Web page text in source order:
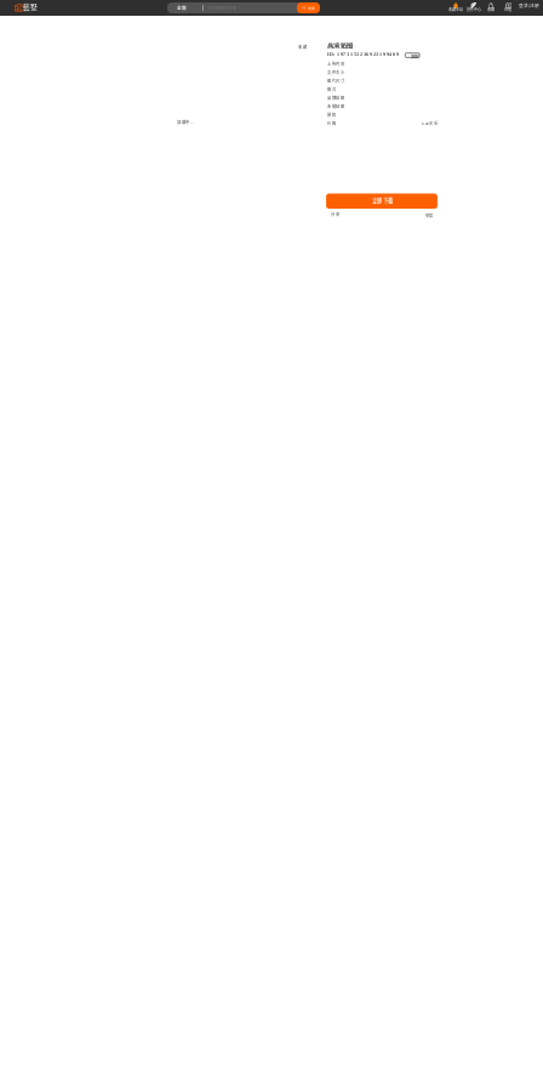
藝墅 全部 搜索 收藏本站 创作中心 收藏 充值
登录 |注册
加载中...
收藏 高清贴图
ID: 1973153236923199489 复制
上传时间
文件大小
图片尺寸
格式
品牌贴图
无缝贴图
授权
价格 0.00艺币
立即下载
分享 举报